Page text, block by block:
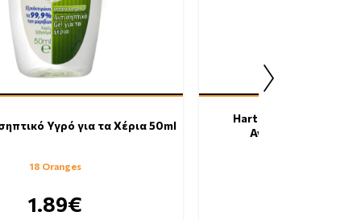
Υγρό για τα Χέρια 50ml
18 Oranges
1.89€
Hartmann Manusept
Αντισηπτικό